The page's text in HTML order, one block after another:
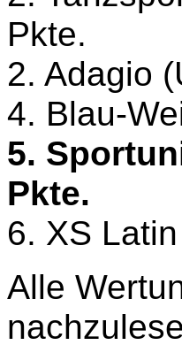
Pkte.
2. Adagio
4. Blau-
5.
Pkte.
6. XS
Alle